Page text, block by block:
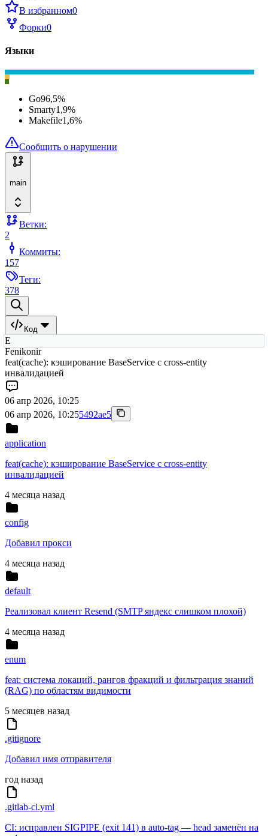
В избранном0
Форки0
Языки
Go96,5%
Smarty1,9%
Makefile1,6%
Сообщить о нарушении
main
Ветки:
2
Коммиты:
157
Теги:
378
Код
E
Fenikonir
feat(cache): кэширование BaseService с cross-entity
инвалидацией
06 апр 2026, 10:25
06 апр 2026, 10:255492ae5
application
feat(cache): кэширование BaseService с cross-entity
инвалидацией
4 месяца назад
config
Добавил прокси
4 месяца назад
default
Реализовал клиент Resend (SMTP яндекс слишком плохой)
4 месяца назад
enum
feat: система локаций, рангов фракций и фильтрация знаний
(RAG) по областям видимости
5 месяцев назад
.gitignore
Добавил имя отправителя
год назад
.gitlab-ci.yml
CI: исправлен SIGPIPE (exit 141) в auto-tag — head заменён на